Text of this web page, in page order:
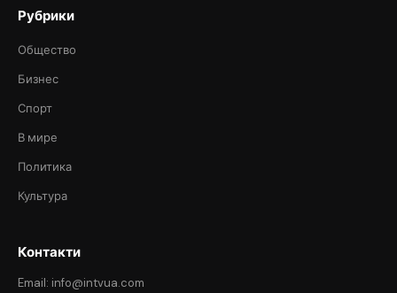
Рубрики
Общество
Бизнес
Спорт
В мире
Политика
Культура
Контакти
Email: info@intvua.com